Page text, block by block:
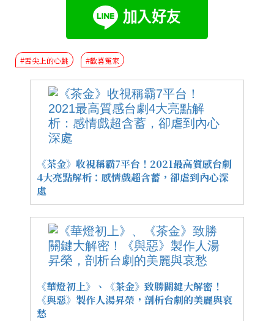
#舌尖上的心跳 #歡喜冤家
《茶金》收視稱霸7平台！2021最高質感台劇
4大亮點解析：感情戲超含蓄，卻虐到內心深
處
《華燈初上》、《茶金》致勝關鍵大解密！
《與惡》製作人湯昇榮，剖析台劇的美麗與哀
愁